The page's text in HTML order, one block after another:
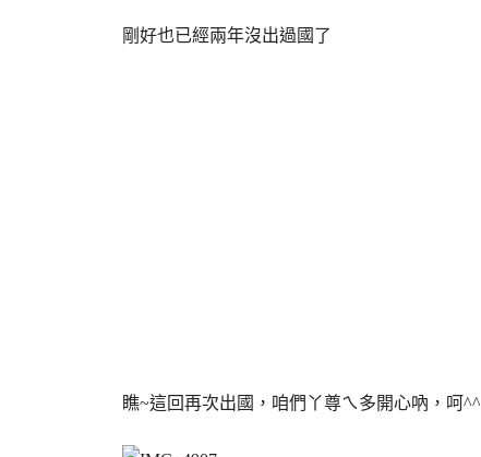
剛好也已經兩年沒出過國了
瞧~這回再次出國，咱們丫尊ㄟ多開心吶，呵^^